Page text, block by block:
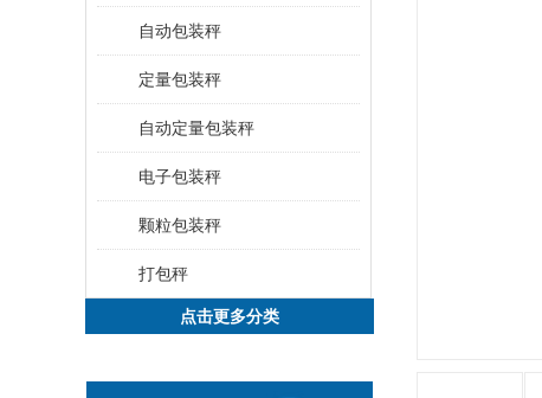
自动包装秤
定量包装秤
自动定量包装秤
电子包装秤
颗粒包装秤
打包秤
点击更多分类